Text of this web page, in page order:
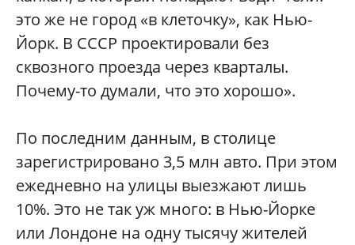
это же не город «в клеточку», как Нью-
Йорк. В СССР проектировали без
сквозного проезда через кварталы.
Почему-то думали, что это хорошо».
По последним данным, в столице
зарегистрировано 3,5 млн авто. При этом
ежедневно на улицы выезжают лишь
10%. Это не так уж много: в Нью-Йорке
или Лондоне на одну тысячу жителей